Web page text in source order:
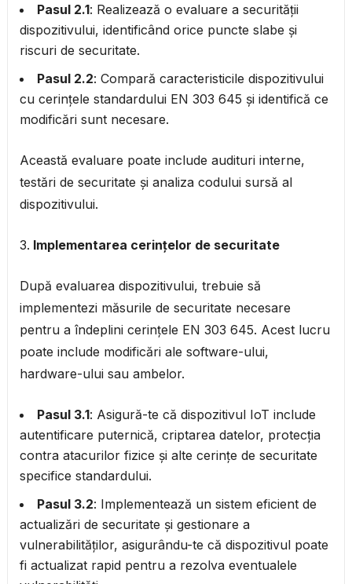
Pasul 2.1: Realizează o evaluare a securității
dispozitivului, identificând orice puncte slabe și
riscuri de securitate.
Pasul 2.2: Compară caracteristicile dispozitivului
cu cerințele standardului EN 303 645 și identifică ce
modificări sunt necesare.
Această evaluare poate include audituri interne,
testări de securitate și analiza codului sursă al
dispozitivului.
Implementarea cerințelor de securitate
După evaluarea dispozitivului, trebuie să
implementezi măsurile de securitate necesare
pentru a îndeplini cerințele EN 303 645. Acest lucru
poate include modificări ale software-ului,
hardware-ului sau ambelor.
Pasul 3.1: Asigură-te că dispozitivul IoT include
autentificare puternică, criptarea datelor, protecția
contra atacurilor fizice și alte cerințe de securitate
specifice standardului.
Pasul 3.2: Implementează un sistem eficient de
actualizări de securitate și gestionare a
vulnerabilităților, asigurându-te că dispozitivul poate
fi actualizat rapid pentru a rezolva eventualele